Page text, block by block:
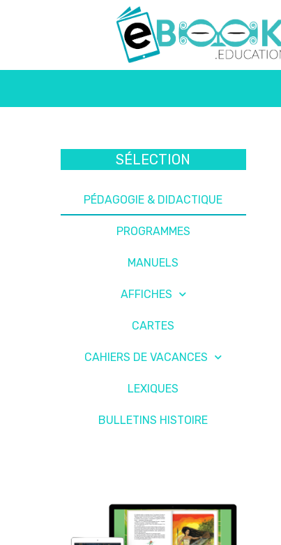
SÉLECTION
PÉDAGOGIE & DIDACTIQUE
PROGRAMMES
MANUELS
AFFICHES
CARTES
CAHIERS DE VACANCES
LEXIQUES
BULLETINS HISTOIRE